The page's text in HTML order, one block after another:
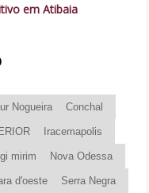
em Atibaia
Nogueira Conchal
Iracemapolis
mirim Nova Odessa
d'oeste Serra Negra